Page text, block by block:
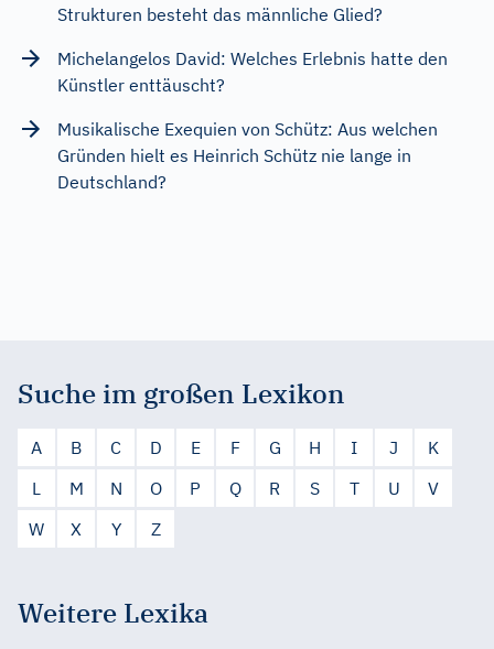
Strukturen besteht das männliche Glied?
Michelangelos David: Welches Erlebnis hatte den
Künstler enttäuscht?
Musikalische Exequien von Schütz: Aus welchen
Gründen hielt es Heinrich Schütz nie lange in
Deutschland?
Suche im großen Lexikon
A B C D E F G H I J
K
L
M N O P Q R S T U
V
W
X Y Z
Weitere Lexika